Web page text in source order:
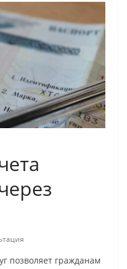
позволяет гражданам